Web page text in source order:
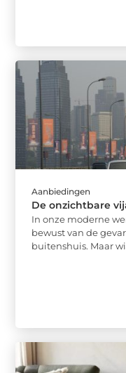
Aanbiedingen
De onzichtbare
In onze moderne
bewust van de
buitenshuis. Maar